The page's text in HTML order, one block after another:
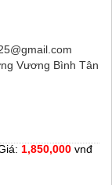
Vương Bình Tân
1,850,000 vnđ